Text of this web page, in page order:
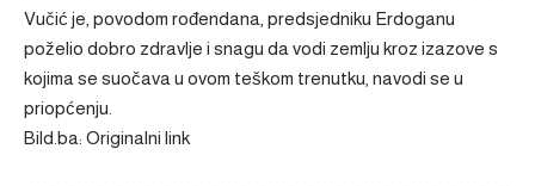
Vučić je, povodom rođendana, predsjedniku Erdoganu
poželio dobro zdravlje i snagu da vodi zemlju kroz izazove s
kojima se suočava u ovom teškom trenutku, navodi se u
priopćenju.
Bild.ba: Originalni link